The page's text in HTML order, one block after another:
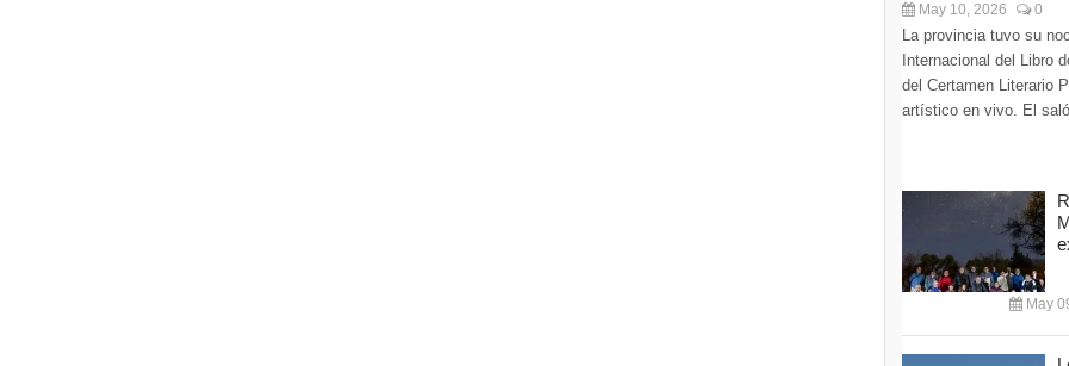
May 10, 2026 0
La provincia tuvo su
Internacional del Libro
del Certamen Literario
artístico en vivo. El
May